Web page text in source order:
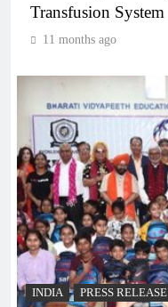
Transfusion System
11 months ago
INDIA PRESS RELEASE